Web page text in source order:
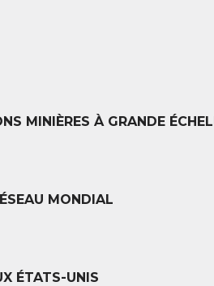
MINIÈRES À GRANDE
MONDIAL
ÉTATS-UNIS